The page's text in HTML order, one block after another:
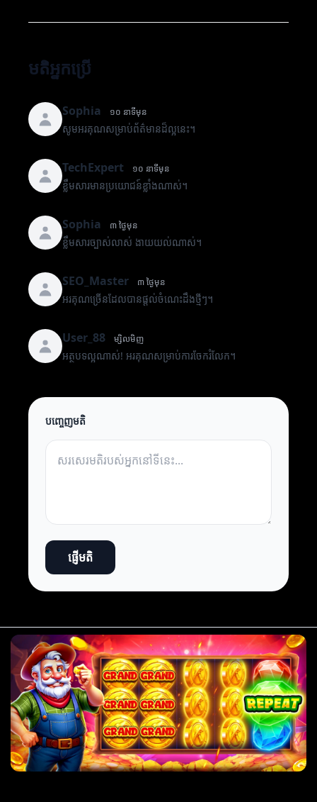
មតិអ្នកប្រើ
Sophia ១០ នាទីមុន
សូមអរគុណសម្រាប់ព័ត៌មានដ៏ល្អនេះ។
TechExpert ១០ នាទីមុន
ខ្លឹមសារមានប្រយោជន៍ខ្លាំងណាស់។
Sophia ៣ ថ្ងៃមុន
ខ្លឹមសារច្បាស់លាស់ ងាយយល់ណាស់។
SEO_Master ៣ ថ្ងៃមុន
អរគុណច្រើនដែលបានផ្តល់ចំណេះដឹងថ្មីៗ។
User_88 ម្សិលមិញ
អត្ថបទល្អណាស់! អរគុណសម្រាប់ការចែករំលែក។
បញ្ចេញមតិ
ផ្ញើមតិ